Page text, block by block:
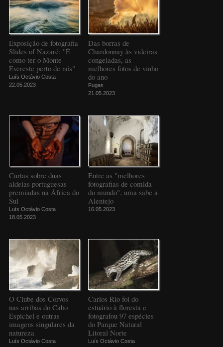
Exposição de fotografia
Slides of Nazaré: "É
como ter o Monte
Evereste perto de nós"
Luís Octávio Costa
22.05.2023
Das borras de
Chardonnay às videiras
congeladas, as
melhores fotos de vinho
do ano
Fugas
21.05.2023
Curtas sobre duas
aldeias portuguesas
premiadas na África do
Sul
Luís Octávio Costa
18.05.2023
Entre as "melhores
fotografias de comida
do mundo", uma sabe a
Alentejo
16.05.2023
O Clube dos Corvos
nas arribas do Cabo
Espichel e outras
imagens singulares da
natureza
Luís Octávio Costa
Carlos Rio foi do
estuário à floresta e
fotografou 97 espécies
do Parque Natural
Litoral Norte
Luís Octávio Costa